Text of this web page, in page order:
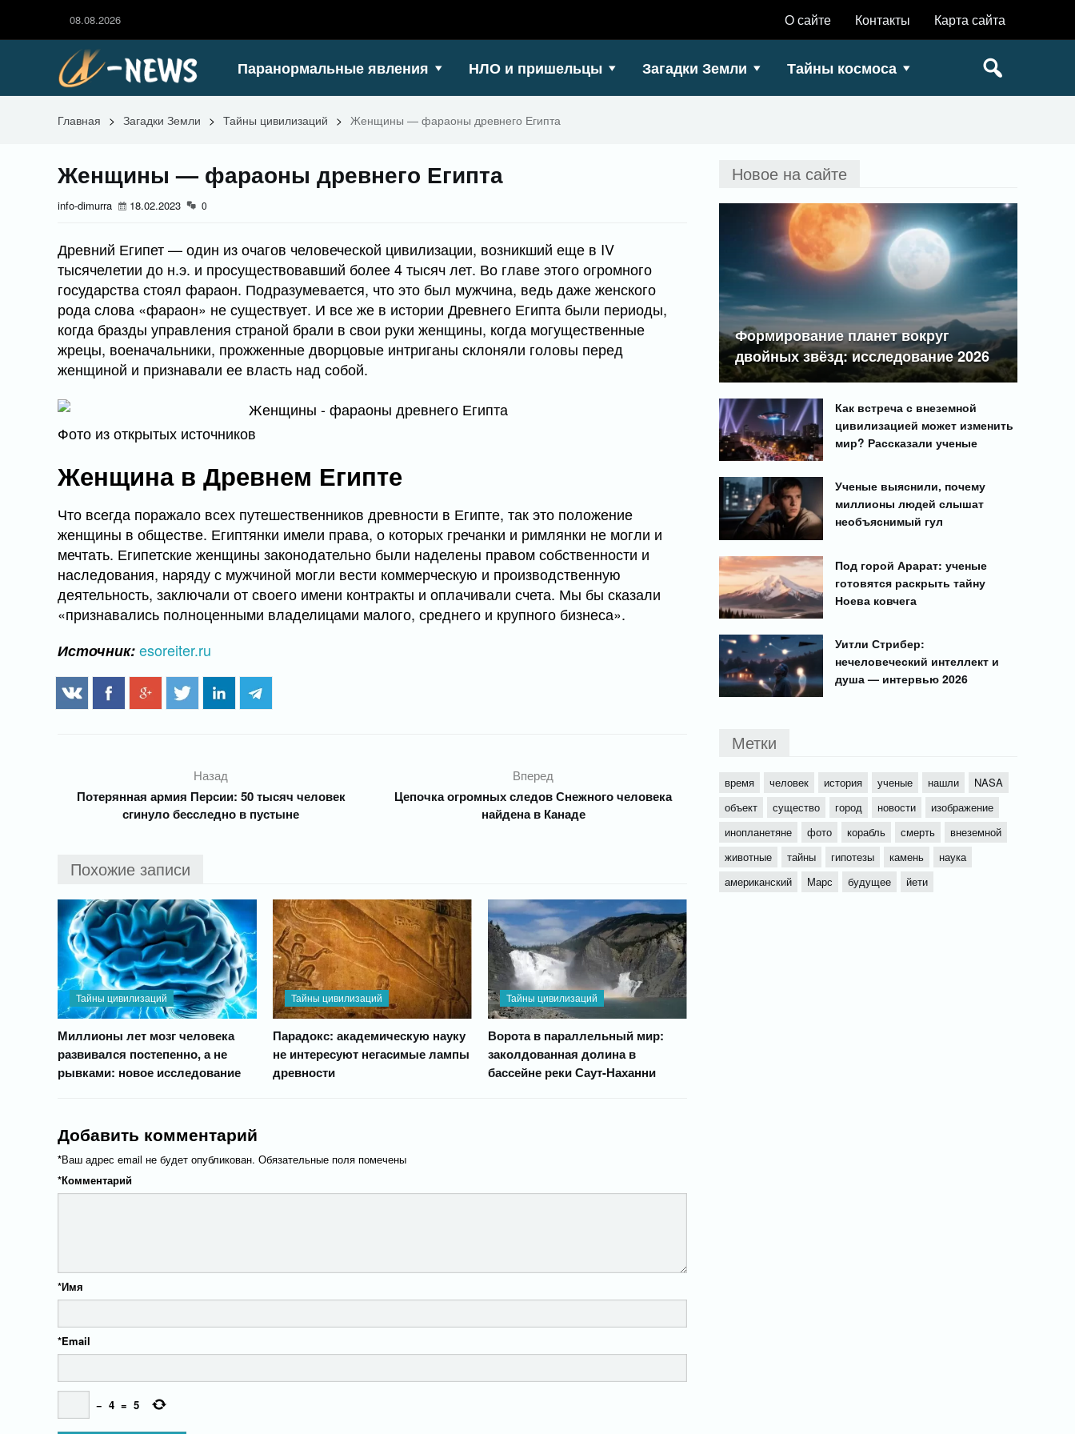
О сайте Контакты Карта сайта
08.08.2026
Паранормальные явления НЛО и пришельцы Загадки Земли Тайны космоса
Главная > Загадки Земли > Тайны цивилизаций > Женщины — фараоны древнего Египта
Женщины — фараоны древнего Египта
info-dimurra 18.02.2023 0
Древний Египет — один из очагов человеческой цивилизации, возникший еще в IV
тысячелетии до н.э. и просуществовавший более 4 тысяч лет. Во главе этого огромного
государства стоял фараон. Подразумевается, что это был мужчина, ведь даже женского
рода слова «фараон» не существует. И все же в истории Древнего Египта были периоды,
когда бразды управления страной брали в свои руки женщины, когда могущественные
жрецы, военачальники, прожженные дворцовые интриганы склоняли головы перед
женщиной и признавали ее власть над собой.
Фото из открытых источников
Женщина в Древнем Египте
Что всегда поражало всех путешественников древности в Египте, так это положение
женщины в обществе. Египтянки имели права, о которых гречанки и римлянки не могли и
мечтать. Египетские женщины законодательно были наделены правом собственности и
наследования, наряду с мужчиной могли вести коммерческую и производственную
деятельность, заключали от своего имени контракты и оплачивали счета. Мы бы сказали
«признавались полноценными владелицами малого, среднего и крупного бизнеса».
Источник:esoreiter.ru
Назад
Потерянная армия Персии: 50 тысяч человек
сгинуло бесследно в пустыне
Вперед
Цепочка огромных следов Снежного человека
найдена в Канаде
Похожие записи
Тайны цивилизаций
Миллионы лет мозг человека
развивался постепенно, а не
рывками: новое исследование
Тайны цивилизаций
Парадокс: академическую науку
не интересуют негасимые лампы
древности
Тайны цивилизаций
Ворота в параллельный мир:
заколдованная долина в
бассейне реки Саут-Наханни
Добавить комментарий
Ваш адрес email не будет опубликован. Обязательные поля помечены
*
Комментарий
*
Имя
*
Email
*
− 4 = 5
Новое на сайте
Формирование планет вокруг
двойных звёзд: исследование 2026
Как встреча с внеземной
цивилизацией может изменить
мир? Рассказали ученые
Ученые выяснили, почему
миллионы людей слышат
необъяснимый гул
Под горой Арарат: ученые
готовятся раскрыть тайну
Ноева ковчега
Уитли Стрибер:
нечеловеческий интеллект и
душа — интервью 2026
Метки
время человек история ученые нашли
NASA
объект
существо город новости
изображение
инопланетяне
фото корабль смерть
внеземной
животные
тайны гипотезы камень
наука
американский
Марс будущее йети